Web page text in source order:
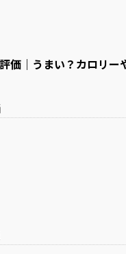
価｜うまい？カロリー